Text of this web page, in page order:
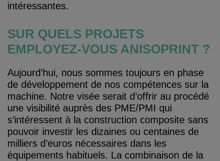
intéressantes.
SUR QUELS PROJETS
EMPLOYEZ-VOUS ANISOPRINT ?
Aujourd’hui, nous sommes toujours en phase
de développement de nos compétences sur la
machine. Notre visée serait d’offrir au procédé
une visibilité auprès des PME/PMI qui
s’intéressent à la construction composite sans
pouvoir investir les dizaines ou centaines de
milliers d’euros nécessaires dans les
équipements habituels. La combinaison de la